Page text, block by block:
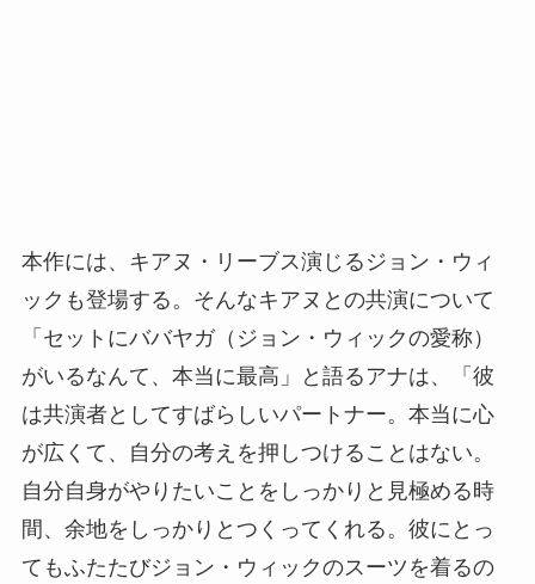
本作には、キアヌ・リーブス演じるジョン・ウィ
ックも登場する。そんなキアヌとの共演について
「セットにババヤガ（ジョン・ウィックの愛称）
がいるなんて、本当に最高」と語るアナは、「彼
は共演者としてすばらしいパートナー。本当に心
が広くて、自分の考えを押しつけることはない。
自分自身がやりたいことをしっかりと見極める時
間、余地をしっかりとつくってくれる。彼にとっ
てもふたたびジョン・ウィックのスーツを着るの